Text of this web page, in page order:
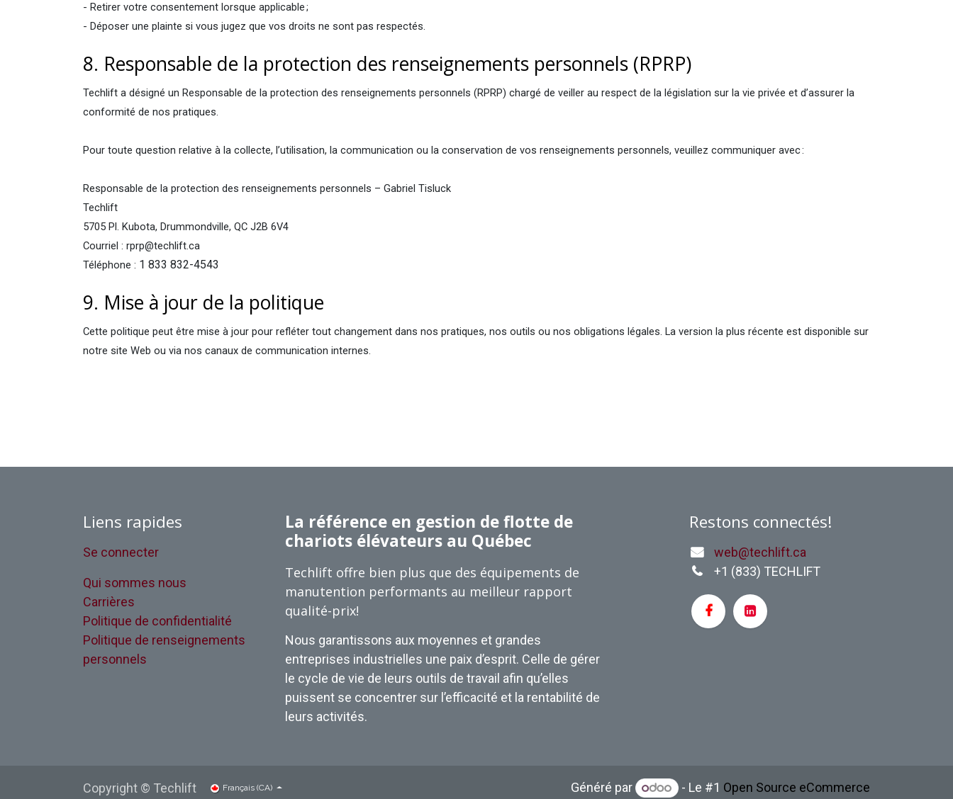
- Retirer votre consentement lorsque applicable ;
- Déposer une plainte si vous jugez que vos droits ne sont pas respectés.
8. Responsable de la protection des renseignements personnels (RPRP)
Techlift a désigné un Responsable de la protection des renseignements personnels (RPRP) chargé de veiller au respect de la législation sur la vie privée et d’assurer la
conformité de nos pratiques.
Pour toute question relative à la collecte, l’utilisation, la communication ou la conservation de vos renseignements personnels, veuillez communiquer avec :
Responsable de la protection des renseignements personnels – Gabriel Tisluck
Techlift
5705 Pl. Kubota, Drummondville, QC J2B 6V4
Courriel : rprp@techlift.ca
Téléphone : 1 833 832-4543
9. Mise à jour de la politique
Cette politique peut être mise à jour pour refléter tout changement dans nos pratiques, nos outils ou nos obligations légales. La version la plus récente est disponible sur
notre site Web ou via nos canaux de communication internes.
Liens rapides
Se connecter
Qui sommes nous
Carrières
Politique de confidentialité
Politique de renseignements
personnels
La référence en gestion de flotte de
chariots élévateurs au Québec
Techlift offre bien plus que des équipements de
manutention performants au meilleur rapport
qualité-prix!
Nous garantissons aux moyennes et grandes
entreprises industrielles une paix d’esprit. Celle de gérer
le cycle de vie de leurs outils de travail afin qu’elles
puissent se concentrer sur l’efficacité et la rentabilité de
leurs activités.
Restons connectés!
web@techlift.ca
+1 (833) TECHLIFT
Copyright © Techlift Français (CA) Généré par - Le #1 Open Source eCommerce